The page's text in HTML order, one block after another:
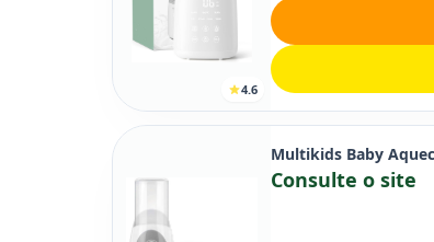
4.6
Multikids Baby
Consulte o site